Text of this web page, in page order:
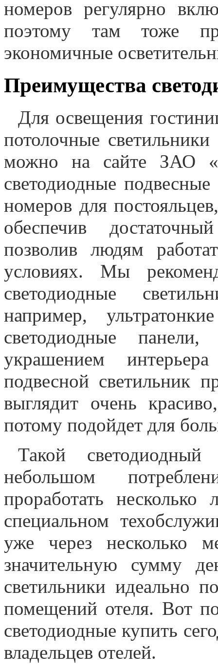
номеров регулярно
поэтому там тоже
экономичные
Преимущества
Для освещения
потолочные
можно на сайте ЗАО
светодиодные
номеров для
обеспечив
позволив людям
условиях. Мы
светодиодные
например,
светодиодные
украшением
подвесной светильник
выглядит очень
потому подойдет для
Такой
небольшом
проработать
специальном
уже через несколько
значительную сумму
светильники идеально
помещений отеля. Вот
светодиодные купить
владельцев отелей.